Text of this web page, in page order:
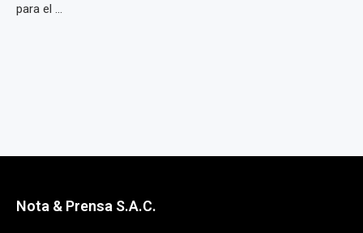
para el ...
Nota & Prensa S.A.C.